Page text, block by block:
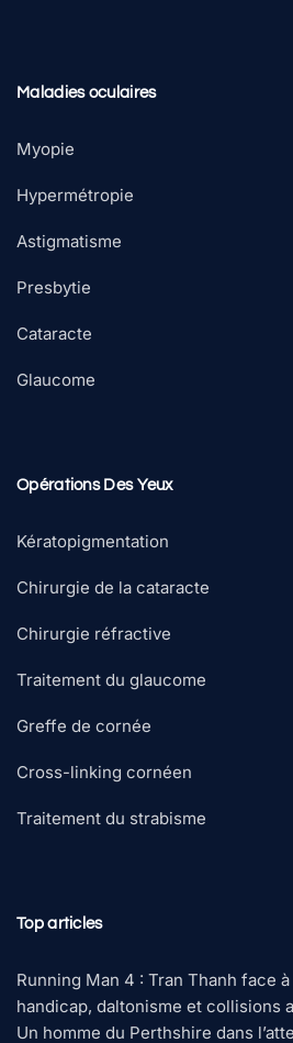
Maladies oculaires
Myopie
Hypermétropie
Astigmatisme
Presbytie
Cataracte
Glaucome
Opérations Des Yeux
Kératopigmentation
Chirurgie de la cataracte
Chirurgie réfractive
Traitement du glaucome
Greffe de cornée
Cross-linking cornéen
Traitement du strabisme
Top articles
Running Man 4 : Tran Thanh face
handicap, daltonisme et collisions
Un homme du Perthshire dans